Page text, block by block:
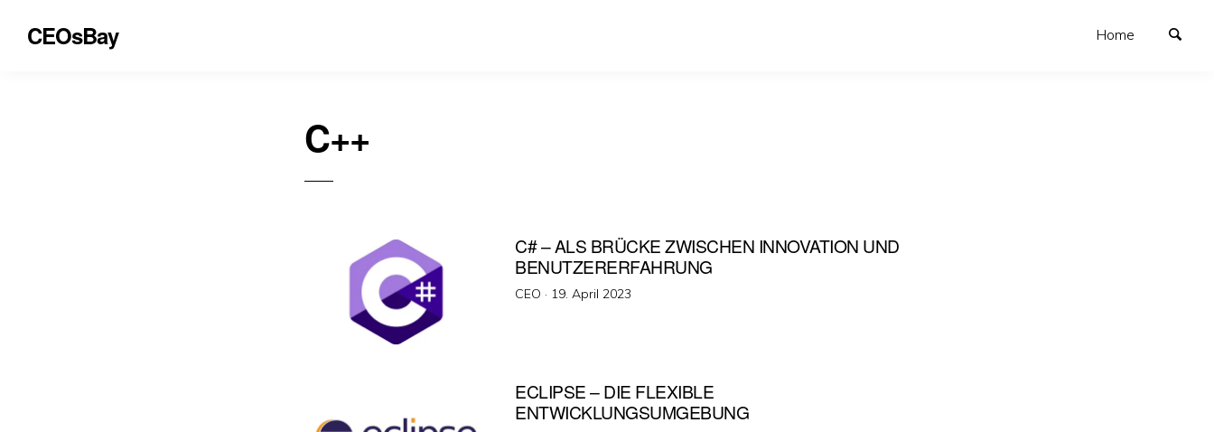
CEOsBay Home
C++
C# – ALS BRÜCKE ZWISCHEN INNOVATION UND
BENUTZERERFAHRUNG
CEO · Veröffentlicht
19. April 2023
ECLIPSE – DIE FLEXIBLE
ENTWICKLUNGSUMGEBUNG